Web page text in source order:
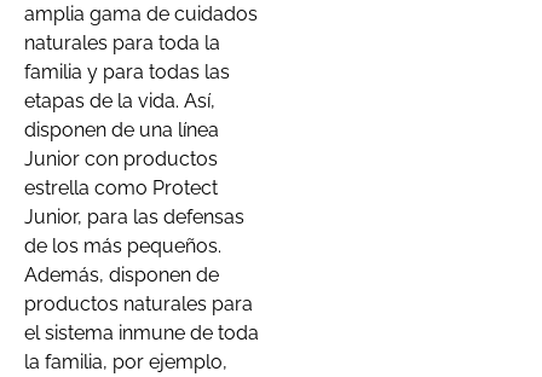
amplia gama de cuidados
naturales para toda la
familia y para todas las
etapas de la vida. Así,
disponen de una línea
Junior con productos
estrella como Protect
Junior, para las defensas
de los más pequeños.
Además, disponen de
productos naturales para
el sistema inmune de toda
la familia, por ejemplo,